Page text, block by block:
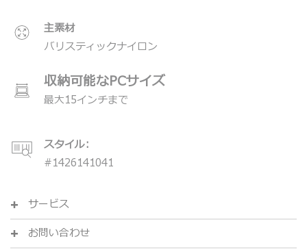
主素材
バリスティックナイロン
収納可能なPCサイズ
最大15インチまで
スタイル:
#1426141041
サービス
お問い合わせ